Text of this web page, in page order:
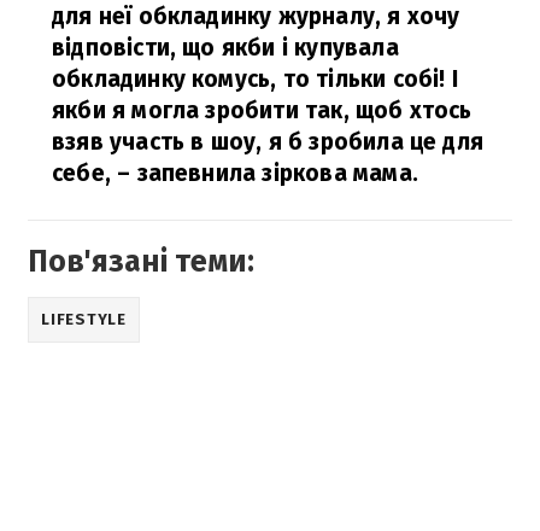
для неї обкладинку журналу, я хочу
відповісти, що якби і купувала
обкладинку комусь, то тільки собі! І
якби я могла зробити так, щоб хтось
взяв участь в шоу, я б зробила це для
себе, – запевнила зіркова мама.
Пов'язані теми:
LIFESTYLE